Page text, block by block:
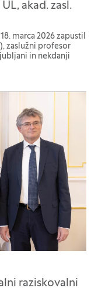
akad. zasl.
marca 2026 zapustil
zaslužni profesor
in nekdanji
raziskovalni